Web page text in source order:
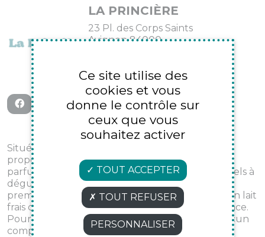
LA PRINCIÈRE
23 Pl. des Corps Saints
Avignon 84000
Située sur la place des Corps saints, la Princière
propose des glaces artisanales d’exception aux
parfums uniques, sans colorant ni arômes artificiels à
déguster à l'ombre des platanes. Des matières
premières soigneusement sélectionnées : du bon lait
frais des Alpilles, des fruits frais cueillis en Provence.
Pour une expérience gustative unique sans aucun
compromis sur le plaisir !
Ce site utilise des
cookies et vous
donne le contrôle sur
ceux que vous
souhaitez activer
TOUT ACCEPTER
TOUT REFUSER
PERSONNALISER